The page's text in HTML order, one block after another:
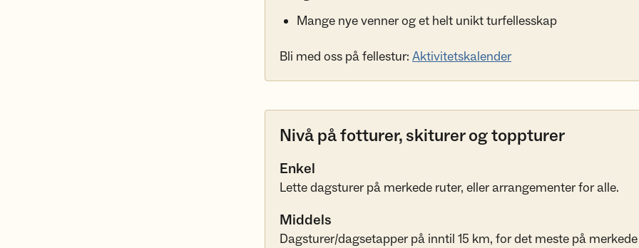
Mange nye venner og et helt unikt turfellesskap
Bli med oss på fellestur: Aktivitetskalender
Nivå på fotturer, skiturer og toppturer
Enkel
Lette dagsturer på merkede ruter, eller arrangementer for alle.
Middels
Dagsturer/dagsetapper på inntil 15 km, for det meste på